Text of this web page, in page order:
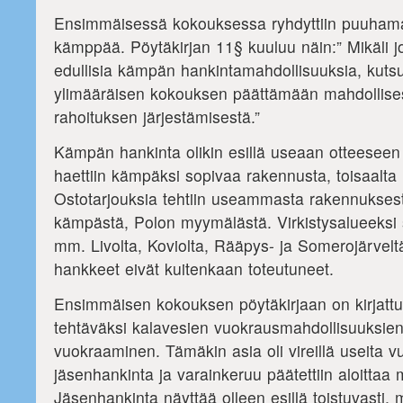
Ensimmäisessä kokouksessa ryhdyttiin
kämppää. Pöytäkirjan 11§ kuuluu näin:” Mikäli
edullisia kämpän hankintamahdollisuuksia,
ylimääräisen kokouksen päättämään
rahoituksen järjestämisestä.”
Kämpän hankinta olikin esillä useaan
haettiin kämpäksi sopivaa rakennusta,
Ostotarjouksia tehtiin useammasta
kämpästä, Polon myymälästä.
mm. Livolta, Koviolta, Rääpys- ja
hankkeet eivät kuitenkaan toteutuneet.
Ensimmäisen kokouksen pöytäkirjaan on
tehtäväksi kalavesien
vuokraaminen. Tämäkin asia oli vireillä useita
jäsenhankinta ja varainkeruu päätettiin aloittaa
Jäsenhankinta näyttää olleen esillä toistuvasti,